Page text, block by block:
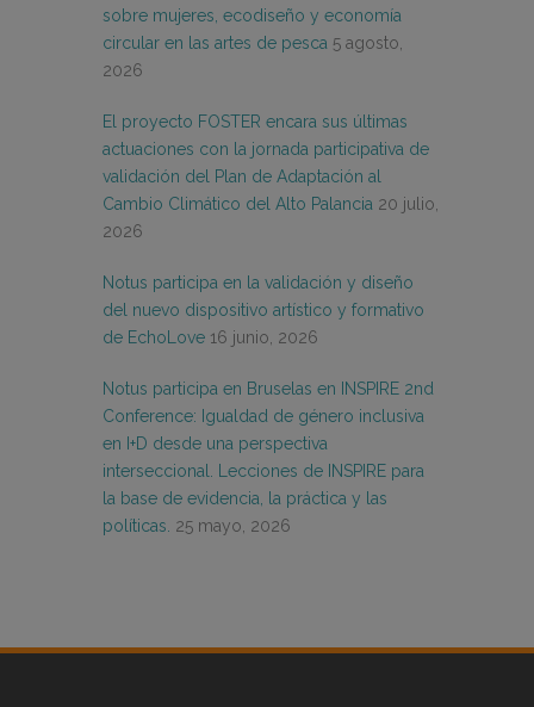
sobre mujeres, ecodiseño y economía
circular en las artes de pesca 5 agosto,
2026
El proyecto FOSTER encara sus últimas
actuaciones con la jornada participativa de
validación del Plan de Adaptación al
Cambio Climático del Alto Palancia 20 julio,
2026
Notus participa en la validación y diseño
del nuevo dispositivo artístico y formativo
de EchoLove 16 junio, 2026
Notus participa en Bruselas en INSPIRE 2nd
Conference: Igualdad de género inclusiva
en I+D desde una perspectiva
interseccional. Lecciones de INSPIRE para
la base de evidencia, la práctica y las
políticas. 25 mayo, 2026